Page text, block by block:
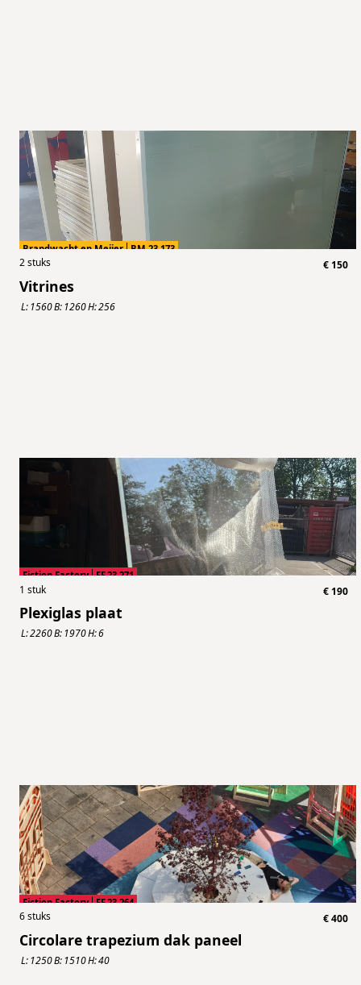
Brandwacht en Meijer BM.23.173
2stuks € 150
Vitrines
L: 1560B: 1260H:256
Fiction Factory FF.23.271
1 stuk € 190
Plexiglas plaat
L:2260B: 1970H:6
Fiction Factory FF.23.264
6stuks €400
Circolare trapezium dak paneel
L: 1250B: 1510H:40